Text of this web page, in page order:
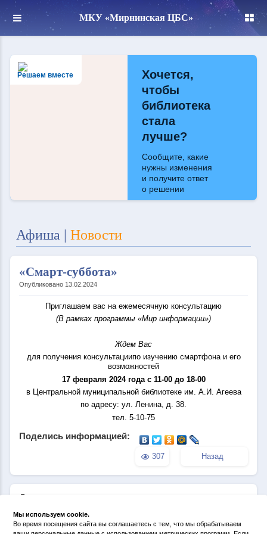
МКУ «Мирнинская ЦБС»
Решаем вместе
Хочется,
чтобы
библиотека
стала
лучше?
Сообщите, какие
нужны изменения
и получите ответ
о решении
Афиша | Новости
«Смарт-суббота»
Опубликовано 13.02.2024
Приглашаем вас на ежемесячную консультацию
(В рамках программы «Мир информации»)
Ждем Вас
для получения консультациипо изучению смартфона и его
возможностей
17 февраля 2024 года с 11-00 до 18-00
в Центральной муниципальной библиотеке им. А.И. Агеева
по адресу: ул. Ленина, д. 38.
тел. 5-10-75
307 Назад
Поделись информацией:
Другие новости по теме:
«Смарт-суббота»
«Смарт-суббота»
«Открытый четверг в музейной комнате им. А.И. Агеева»
Мы используем cookie.
Во время посещения сайта вы соглашаетесь с тем, что мы обрабатываем